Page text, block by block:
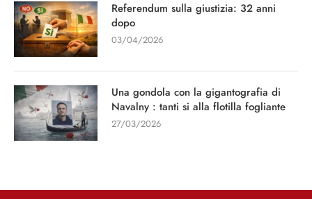
Referendum sulla giustizia: 32 anni
dopo
03/04/2026
Una gondola con la gigantografia di
Navalny : tanti si alla flotilla fogliante
27/03/2026